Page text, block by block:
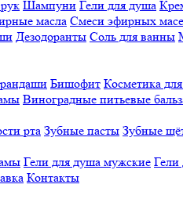
Шампуни Гели для душа
масла Смеси эфирных
Дезодоранты Соль для ванны
Бишофит Косметика
Виноградные питьевые
рта Зубные пасты Зубные
Гели для душа мужские Гели
Контакты